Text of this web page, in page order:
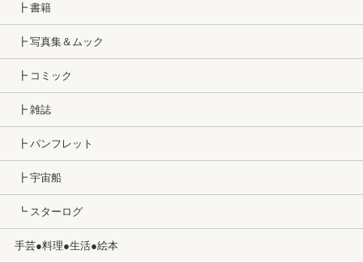
┣ 書籍
┣ 写真集＆ムック
┣ コミック
┣ 雑誌
┣ パンフレット
┣ 宇宙船
┗ スターログ
手芸●料理●生活●絵本